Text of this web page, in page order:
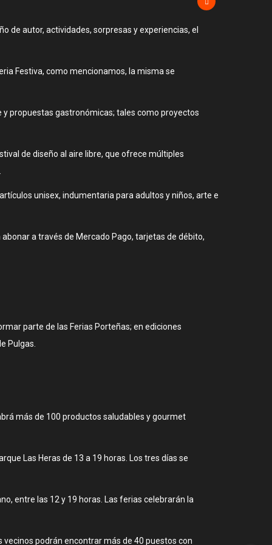
de autor, actividades, sorpresas y experiencias, el
Festiva, como mencionamos, la misma se
y propuestas gastronómicas; tales como proyectos
de diseño al aire libre, que ofrece múltiples
unisex, indumentaria para adultos y niños, arte e
a través de Mercado Pago, tarjetas de débito,
parte de las Ferias Porteñas; en ediciones
Pulgas.
más de 100 productos saludables y gourmet
Las Heras de 13 a 19 horas. Los tres días se
entre las 12 y 19 horas. Las ferias celebrarán la
vecinos podrán encontrar más de 40 puestos con